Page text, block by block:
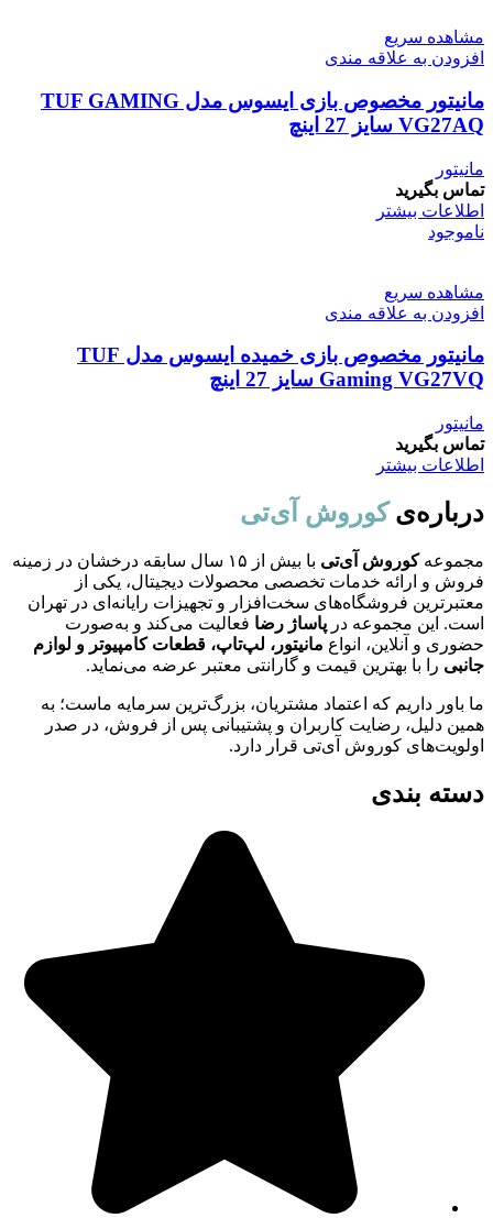
مشاهده سریع
افزودن به علاقه مندی
مانیتور مخصوص بازی ایسوس مدل TUF GAMING
VG27AQ سایز 27 اینچ
مانیتور
تماس بگیرید
اطلاعات بیشتر
ناموجود
مشاهده سریع
افزودن به علاقه مندی
مانیتور مخصوص بازی خمیده ایسوس مدل TUF
Gaming VG27VQ سایز 27 اینچ
مانیتور
تماس بگیرید
اطلاعات بیشتر
درباره‌یکوروش آی‌تی
مجموعهکوروش آی‌تی
با بیش از ۱۵ سال سابقه درخشان در زمینه
فروش و ارائه خدمات تخصصی محصولات دیجیتال، یکی از
معتبرترین فروشگاه‌های سخت‌افزار و تجهیزات رایانه‌ای در تهران
است. این مجموعه در پاساژ رضا فعالیت می‌کند و به‌صورت
حضوری و آنلاین، انواع مانیتور، لپ‌تاپ، قطعات کامپیوتر و لوازم
جانبی را با بهترین قیمت و گارانتی معتبر عرضه می‌نماید.
ما باور داریم که اعتماد مشتریان، بزرگ‌ترین سرمایه ماست؛ به
همین دلیل، رضایت کاربران و پشتیبانی پس از فروش، در صدر
اولویت‌های کوروش آی‌تی قرار دارد.
دسته بندی